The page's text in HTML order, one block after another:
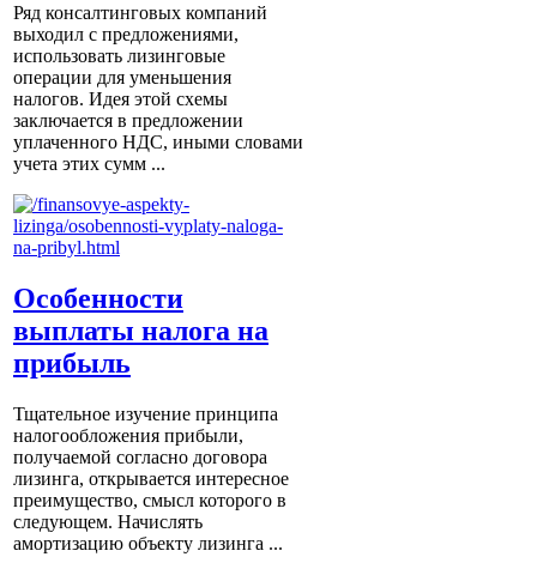
Ряд консалтинговых компаний
выходил с предложениями,
использовать лизинговые
операции для уменьшения
налогов. Идея этой схемы
заключается в предложении
уплаченного НДС, иными словами
учета этих сумм ...
Особенности
выплаты налога на
прибыль
Тщательное изучение принципа
налогообложения прибыли,
получаемой согласно договора
лизинга, открывается интересное
преимущество, смысл которого в
следующем. Начислять
амортизацию объекту лизинга ...